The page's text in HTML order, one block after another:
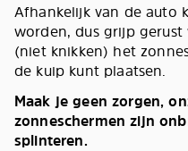
Afhankelijk van de auto
worden, dus grijp
(niet knikken) het
de kuip kunt plaatsen.
Maak je geen zorgen,
zonneschermen zijn
splinteren.